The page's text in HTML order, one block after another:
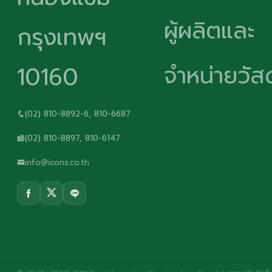
กรุงเทพฯ
10160
(02) 810-8892-6, 810-6687
(02) 810-8897, 810-6147
info@icons.co.th
ผู้ผลิตและ
จำหน่ายวั